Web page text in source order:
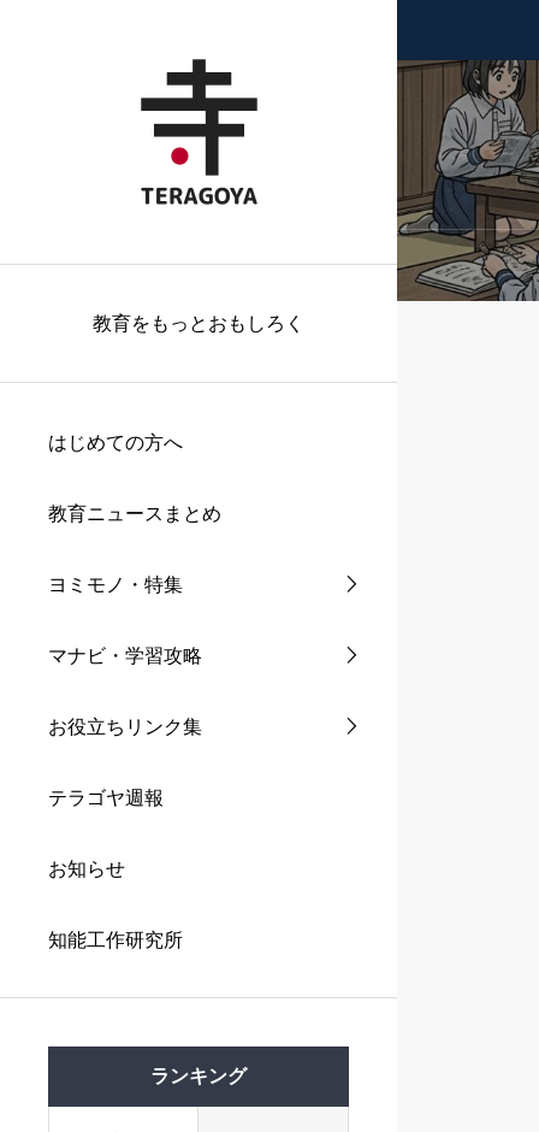
教育をもっとおもしろく
はじめての方へ
教育ニュースまとめ
ヨミモノ・特集
マナビ・学習攻略
お役立ちリンク集
テラゴヤ週報
お知らせ
知能工作研究所
ランキング